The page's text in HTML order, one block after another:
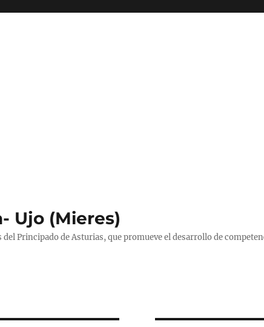
Ujo (Mieres)
Principado de Asturias, que promueve el desarrollo de